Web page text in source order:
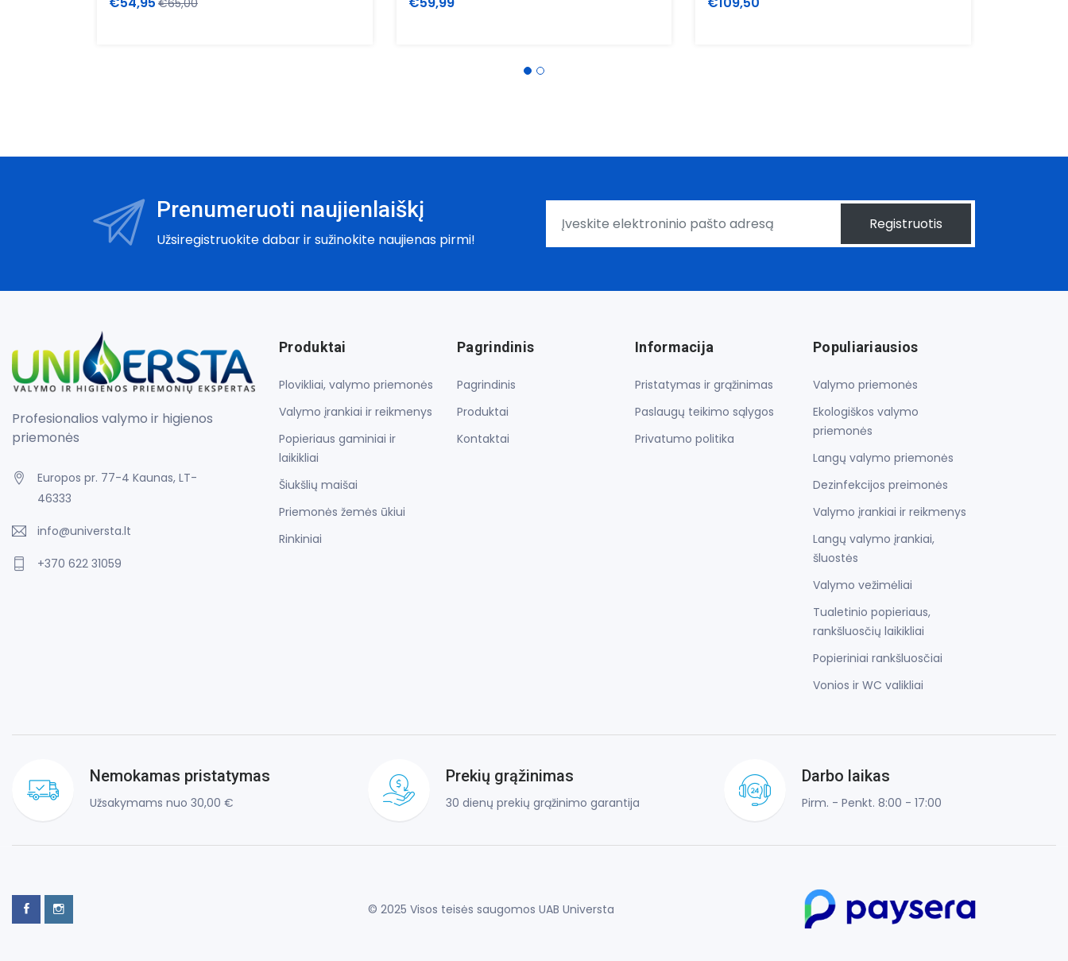
€65,00
Prenumeruoti naujienlaiškį
Užsiregistruokite dabar ir sužinokite naujienas pirmi!
Registruotis
Profesionalios valymo ir higienos
priemonės
Europos pr. 77-4 Kaunas, LT-
46333
info@universta.lt
+370 622 31059
Produktai
Plovikliai, valymo priemonės
Valymo įrankiai ir reikmenys
Popieriaus gaminiai ir
laikikliai
Šiukšlių maišai
Priemonės žemės ūkiui
Rinkiniai
Pagrindinis
Pagrindinis
Produktai
Kontaktai
Informacija
Pristatymas ir grąžinimas
Paslaugų teikimo sąlygos
Privatumo politika
Populiariausios
Valymo priemonės
Ekologiškos valymo
priemonės
Langų valymo priemonės
Dezinfekcijos preimonės
Valymo įrankiai ir reikmenys
Langų valymo įrankiai,
šluostės
Valymo vežimėliai
Tualetinio popieriaus,
rankšluosčių laikikliai
Popieriniai rankšluosčiai
Vonios ir WC valikliai
Nemokamas pristatymas
Užsakymams nuo 30,00 €
Prekių grąžinimas
30 dienų prekių grąžinimo garantija
Darbo laikas
Pirm. - Penkt. 8:00 - 17:00
© 2025 Visos teisės saugomos UAB Universta